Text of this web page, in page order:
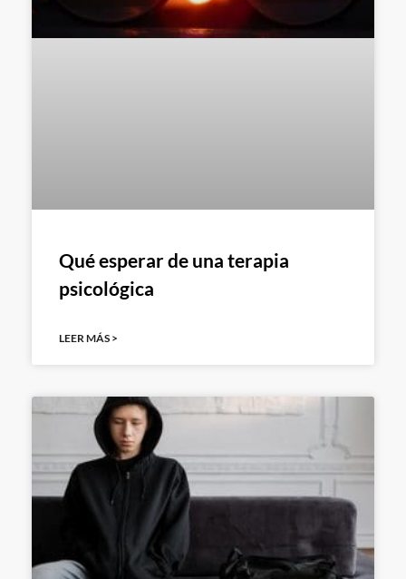
Qué esperar de una terapia
psicológica
LEER MÁS >